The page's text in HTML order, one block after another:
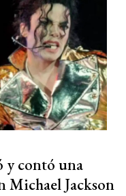
y contó una
Michael Jackson